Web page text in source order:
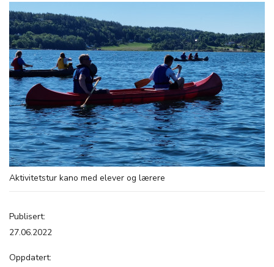
Aktivitetstur kano med elever og lærere
Publisert:
27.06.2022
Oppdatert: